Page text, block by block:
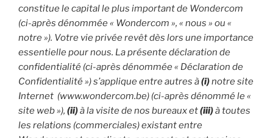
constitue le capital le plus important de Wondercom
(ci-après dénommée « Wondercom », « nous » ou «
notre »). Votre vie privée revêt dès lors une importance
essentielle pour nous. La présente déclaration de
confidentialité (ci-après dénommée « Déclaration de
Confidentialité ») s’applique entre autres à(i)notre site
Internet (www.wondercom.be) (ci-après dénommé le «
site web »), (ii)à la visite de nos bureaux et(iii)à toutes
les relations (commerciales) existant entre